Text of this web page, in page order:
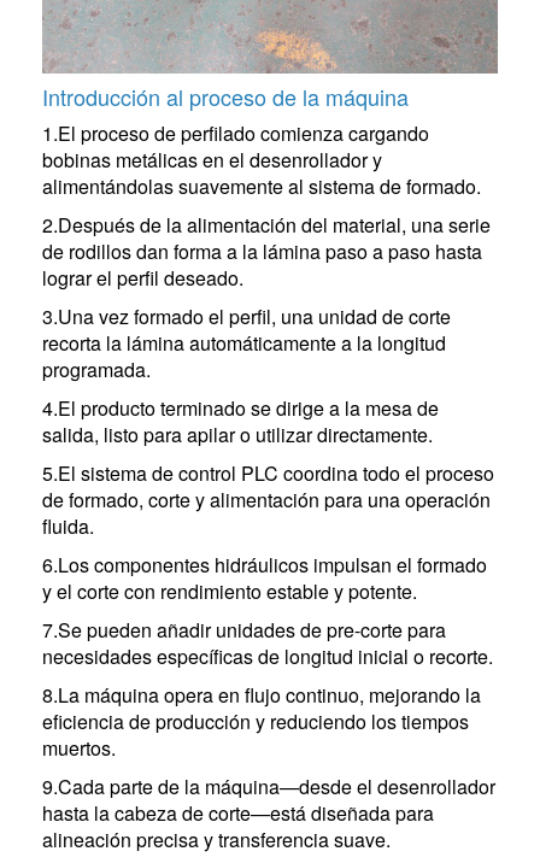
Introducción al proceso de la máquina
1.El proceso de perfilado comienza cargando
bobinas metálicas en el desenrollador y
alimentándolas suavemente al sistema de formado.
2.Después de la alimentación del material, una serie
de rodillos dan forma a la lámina paso a paso hasta
lograr el perfil deseado.
3.Una vez formado el perfil, una unidad de corte
recorta la lámina automáticamente a la longitud
programada.
4.El producto terminado se dirige a la mesa de
salida, listo para apilar o utilizar directamente.
5.El sistema de control PLC coordina todo el proceso
de formado, corte y alimentación para una operación
fluida.
6.Los componentes hidráulicos impulsan el formado
y el corte con rendimiento estable y potente.
7.Se pueden añadir unidades de pre-corte para
necesidades específicas de longitud inicial o recorte.
8.La máquina opera en flujo continuo, mejorando la
eficiencia de producción y reduciendo los tiempos
muertos.
9.Cada parte de la máquina—desde el desenrollador
hasta la cabeza de corte—está diseñada para
alineación precisa y transferencia suave.